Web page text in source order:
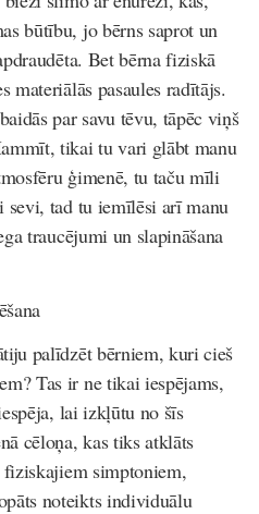
būtību, jo bērns saprot un
Bet bērna fiziskā
materiālās pasaules radītājs.
par savu tēvu, tāpēc viņš
tikai tu vari glābt manu
ģimenē, tu taču mīli
tad tu iemīlēsi arī manu
traucējumi un slapināšana
palīdzēt bērniem, kuri cieš
Tas ir ne tikai iespējams,
lai izkļūtu no šīs
cēloņa, kas tiks atklāts
simptoniem,
noteikts individuālu